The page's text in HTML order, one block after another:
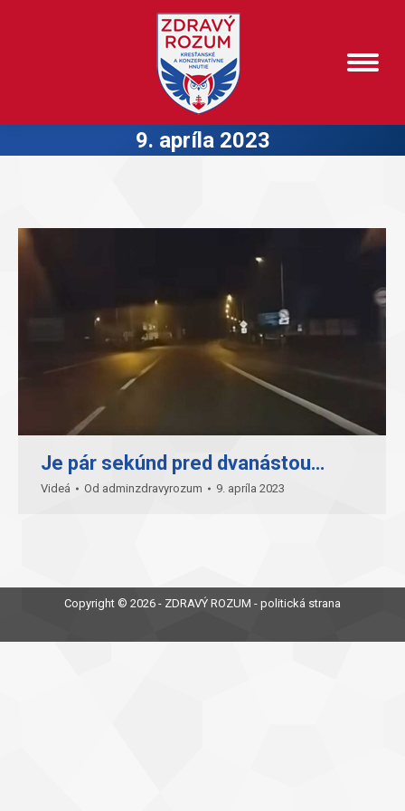
9. apríla 2023
Je pár sekúnd pred dvanástou…
Videá Od adminzdravyrozum 9. apríla 2023
Copyright © 2026 - ZDRAVÝ ROZUM - politická strana